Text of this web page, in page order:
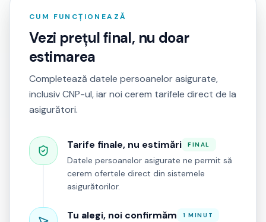
CUM FUNCȚIONEAZĂ
Vezi prețul final, nu doar
estimarea
Completează datele persoanelor asigurate,
inclusiv CNP-ul, iar noi cerem tarifele direct de la
asigurători.
Tarife finale, nu estimări FINAL
Datele persoanelor asigurate ne permit să
cerem ofertele direct din sistemele
asigurătorilor.
Tu alegi, noi confirmăm 1 MINUT